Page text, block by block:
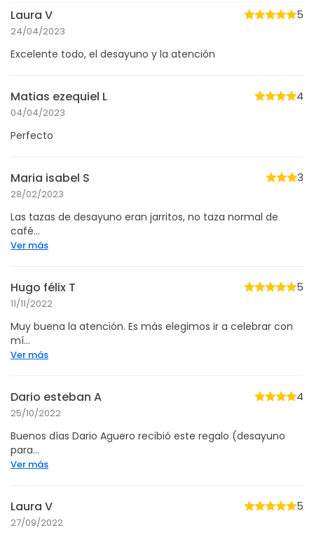
Laura V
24/04/2023
5
Excelente todo, el desayuno y la atención
Matias ezequiel L
04/04/2023
4
Perfecto
Maria isabel S
28/02/2023
3
Las tazas de desayuno eran jarritos, no taza normal de
café...
Ver más
Hugo félix T
11/11/2022
5
Muy buena la atención. Es más elegimos ir a celebrar con
mí...
Ver más
Dario esteban A
25/10/2022
4
Buenos días Dario Aguero recibió este regalo (desayuno
para...
Ver más
Laura V
27/09/2022
5